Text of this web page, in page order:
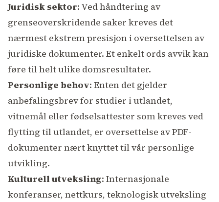
Juridisk sektor: Ved håndtering av
grenseoverskridende saker kreves det
nærmest ekstrem presisjon i oversettelsen av
juridiske dokumenter. Et enkelt ords avvik kan
føre til helt ulike domsresultater.
Personlige behov: Enten det gjelder
anbefalingsbrev for studier i utlandet,
vitnemål eller fødselsattester som kreves ved
flytting til utlandet, er oversettelse av PDF-
dokumenter nært knyttet til vår personlige
utvikling.
Kulturell utveksling: Internasjonale
konferanser, nettkurs, teknologisk utveksling